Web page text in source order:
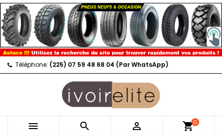
Téléphone: (225) 07 59 48 68 04 (Par WhatsApp)
   shopping_cart0